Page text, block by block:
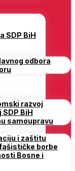
SDP BiH
odbora
razvoj
BiH
samoupravu
i zaštitu
borbe
Bosne i